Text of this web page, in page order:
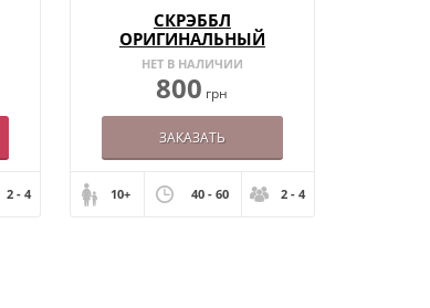
2 - 4
СКРЭББЛ
ОРИГИНАЛЬНЫЙ
(АНГЛ)
НЕТ В НАЛИЧИИ
800 грн
ЗАКАЗАТЬ
10+ 40 - 60 2 - 4